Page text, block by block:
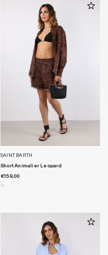
SAINT BARTH
Short Animalier Leopard
€159,00
M